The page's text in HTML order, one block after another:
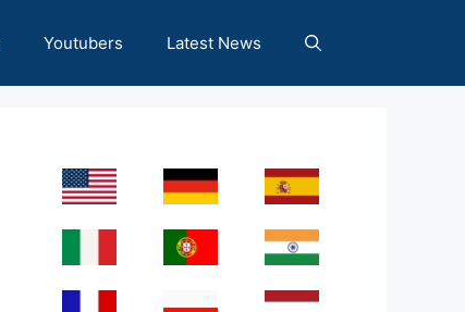
Youtubers Latest News